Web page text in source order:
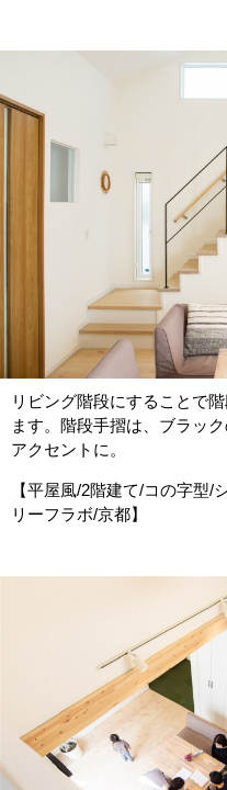
リビング階段にすることで
ます。階段手摺は、ブラッ
アクセントに。
【平屋風/2階建て/コの字型/
リーフラボ/京都】